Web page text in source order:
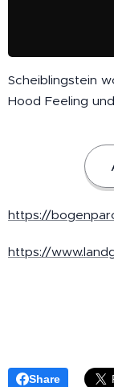
Scheiblingstein
Hood Feeling
https://
https://
Share